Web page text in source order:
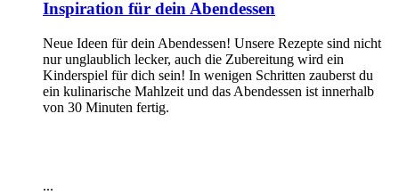
Inspiration für dein Abendessen
Neue Ideen für dein Abendessen! Unsere Rezepte sind nicht
nur unglaublich lecker, auch die Zubereitung wird ein
Kinderspiel für dich sein! In wenigen Schritten zauberst du
ein kulinarische Mahlzeit und das Abendessen ist innerhalb
von 30 Minuten fertig.
...